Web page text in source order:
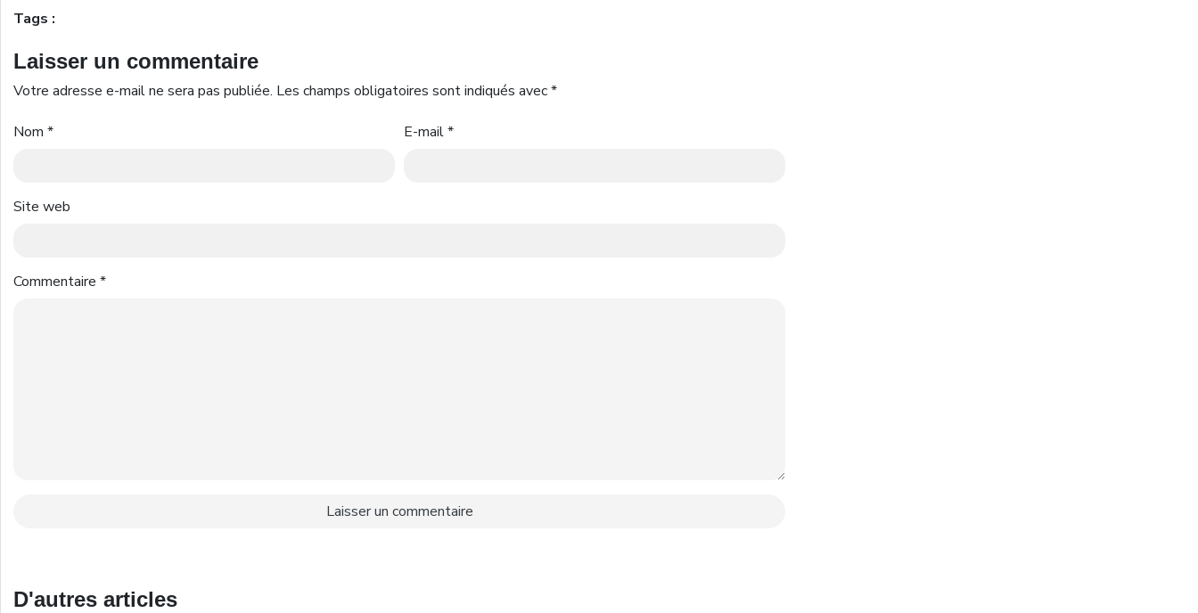
Tags :
Laisser un commentaire
Votre adresse e-mail ne sera pas publiée. Les champs obligatoires sont indiqués avec*
Nom * E-mail*
Site web
Commentaire *
D'autres articles